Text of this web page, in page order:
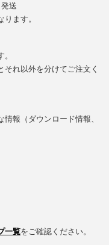
送
ます。
れ以外を分けてご注文く
報（ダウンロード情報、
一覧をご確認ください。